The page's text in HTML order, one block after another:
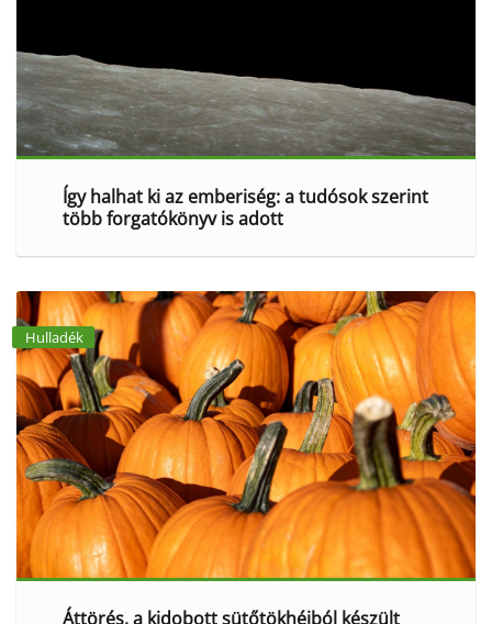
Így halhat ki az emberiség: a tudósok szerint
több forgatókönyv is adott
Hulladék
Áttörés, a kidobott sütőtökhéjból készült